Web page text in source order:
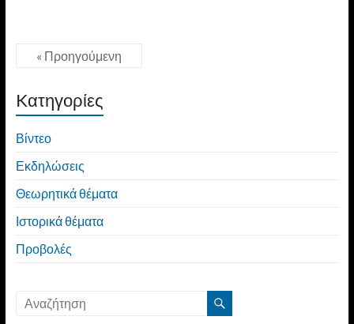
« Προηγούμενη
Kατηγορίες
Βίντεο
Εκδηλώσεις
Θεωρητικά θέματα
Ιστορικά θέματα
Προβολές